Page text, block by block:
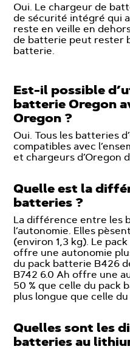
Oui. Le chargeur de
de sécurité intégré qui
reste en veille en
de batterie peut rester
batterie.
Est-il possible
batterie Oregon
Oregon ?
Oui. Tous les batteries
compatibles avec
et chargeurs d’Oregon
Quelle est la
batteries ?
La différence entre les
l’autonomie. Elles
(environ 1,3 kg). Le
offre une autonomie
du pack batterie B426
B742 6.0 Ah offre une
50 % que celle du pack
plus longue que celle du
Quelles sont les
batteries au